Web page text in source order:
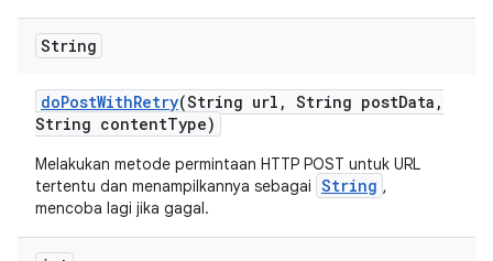
String
doPostWithRetry(String url , String postData ,
String contentType)
Melakukan metode permintaan HTTP POST untuk URL
tertentu dan menampilkannya sebagai String ,
mencoba lagi jika gagal.